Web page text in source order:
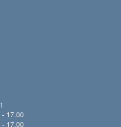
- 17.00
- 17.00